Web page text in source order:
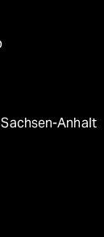
Anhalt